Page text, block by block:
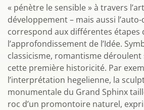
« pénètre le sensible » à travers
développement – mais aussi
correspond aux différentes étapes
l’approfondissement de l’Idée.
classicisme, romantisme déroulent
cette première historicité. Par
l’interprétation hegelienne, la
monumentale du Grand Sphinx
roc d’un promontoire naturel,